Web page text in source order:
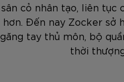
sân cỏ nhân tạo, liên tục
hơn. Đến nay Zocker sở
găng tay thủ môn, bộ
thời